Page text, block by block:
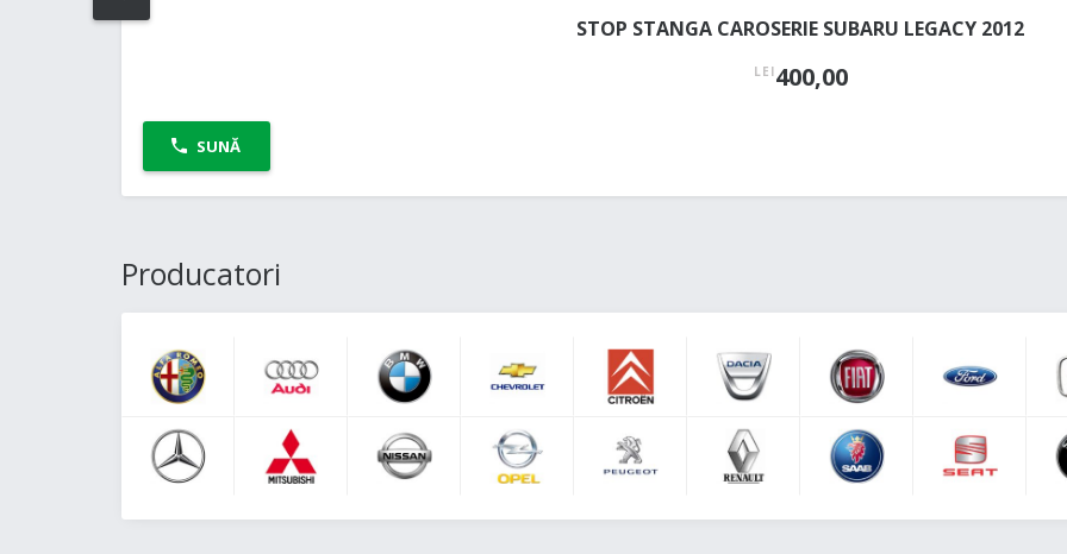
STOP STANGA CAROSERIE SUBARU LEGACY 2012
LEI400,00
SUNĂ
PREV
Producatori